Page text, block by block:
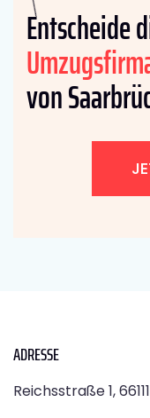
Entscheide
von
ADRESSE
Reichsstraße 1,